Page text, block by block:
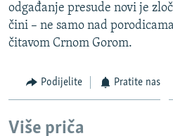
odgađanje presude novi je
čini – ne samo nad
čitavom Crnom Gorom.
Podijelite Pratite nas
Više priča